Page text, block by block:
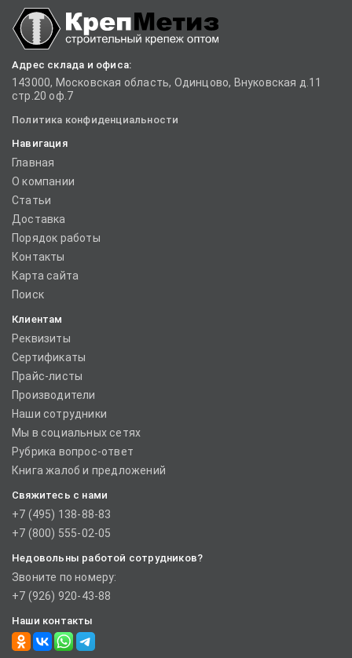
Адрес склада и офиса:
143000, Московская область, Одинцово, Внуковская д.11
стр.20 оф.7
Политика конфиденциальности
Навигация
Главная
О компании
Статьи
Доставка
Порядок работы
Контакты
Карта сайта
Поиск
Клиентам
Реквизиты
Сертификаты
Прайс-листы
Производители
Наши сотрудники
Мы в социальных сетях
Рубрика вопрос-ответ
Книга жалоб и предложений
Свяжитесь с нами
+7 (495) 138-88-83
+7 (800) 555-02-05
Недовольны работой сотрудников?
Звоните по номеру:
+7 (926) 920-43-88
Наши контакты